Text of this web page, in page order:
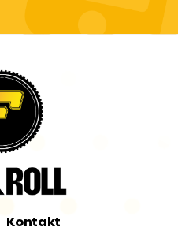
Back
To
Top
Kontakt